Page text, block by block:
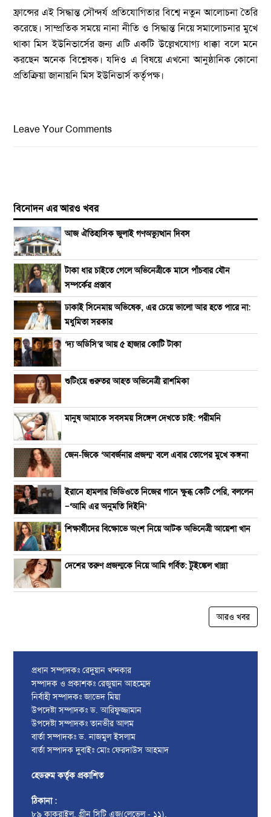
ফ্রান্সের এই সিদ্ধান্ত সৌন্দর্য প্রতিযোগিতার বিশ্বে নতুন আলোচনা তৈরি
করেছে। সাম্প্রতিক সময়ে নানা নীতি ও সিদ্ধান্ত নিয়ে সমালোচনার মুখে
থাকা মিস ইউনিভার্সের জন্য এটি একটি উল্লেখযোগ্য ধাক্কা বলে মনে
করছেন অনেক বিশ্লেষক। যদিও এ বিষয়ে এখনো আনুষ্ঠানিক কোনো
প্রতিক্রিয়া জানায়নি মিস ইউনিভার্স কর্তৃপক্ষ।
Leave Your Comments
বিনোদন এর আরও খবর
আজ ঐতিহাসিক জুলাই গণঅভ্যুত্থান দিবস
টাকা ধার চাইতে গেলে অভিনেত্রীকে মাসে পাঁচবার যৌন
সম্পর্কের প্রস্তাব
ঢাকাই সিনেমায় অভিষেক, এর চেয়ে ভালো আর হতে পারে না:
মধুমিতা সরকার
‘দ্য অডিসি’র আয় ৫ হাজার কোটি টাকা
শুটিংয়ে গুরুতর আহত অভিনেত্রী রাশমিকা
মানুষ আমাকে সবসময় সিঙ্গেল দেখতে চাই: পরীমনি
জেন-জিকে ‘আবর্জনার প্রজন্ম’ বলে এবার তোপের মুখে কঙ্গনা
ইরানে হামলার ভিডিওতে নিজের গানে ক্ষুব্ধ কেটি পেরি, বললেন
—‘আমি এর অনুমতি দিইনি’
শিক্ষার্থীদের বিক্ষোভে অংশ নিয়ে আটক অভিনেত্রী আয়েশা খান
দেশের তরুণ প্রজন্মকে নিয়ে আমি গর্বিত: টুইঙ্কেল খান্না
আরও খবর
প্রধান সম্পাদকঃ রেদুয়ান খন্দকার
সম্পাদক ও প্রকাশকঃ রেজুয়ান আহম্মেদ
নির্বাহী সম্পাদকঃ জাভেদ মিয়া
উপদেষ্টা সম্পাদকঃ ড. আরিফুজ্জামান
উপদেষ্টা সম্পাদকঃ তানভীর আলম
বার্তা সম্পাদকঃ ড. নাজমুল ইসলাম
বার্তা সম্পাদক দুবাইঃ মোঃ ফেরদাউস আহমাদ
হেডরুম কর্তৃক প্রকাশিত
ঠিকানা :
৮৯ কাকরাইল, গ্রীন সিটি এজ(লেভেল - ১১),